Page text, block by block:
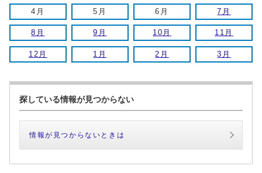
4月 5月 6月 7月
8月 9月 10月 11月
12月 1月 2月 3月
探している情報が見つからない
情報が見つからないときは